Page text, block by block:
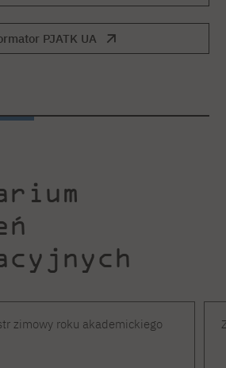
PJATK UA
zimowy roku akademickiego